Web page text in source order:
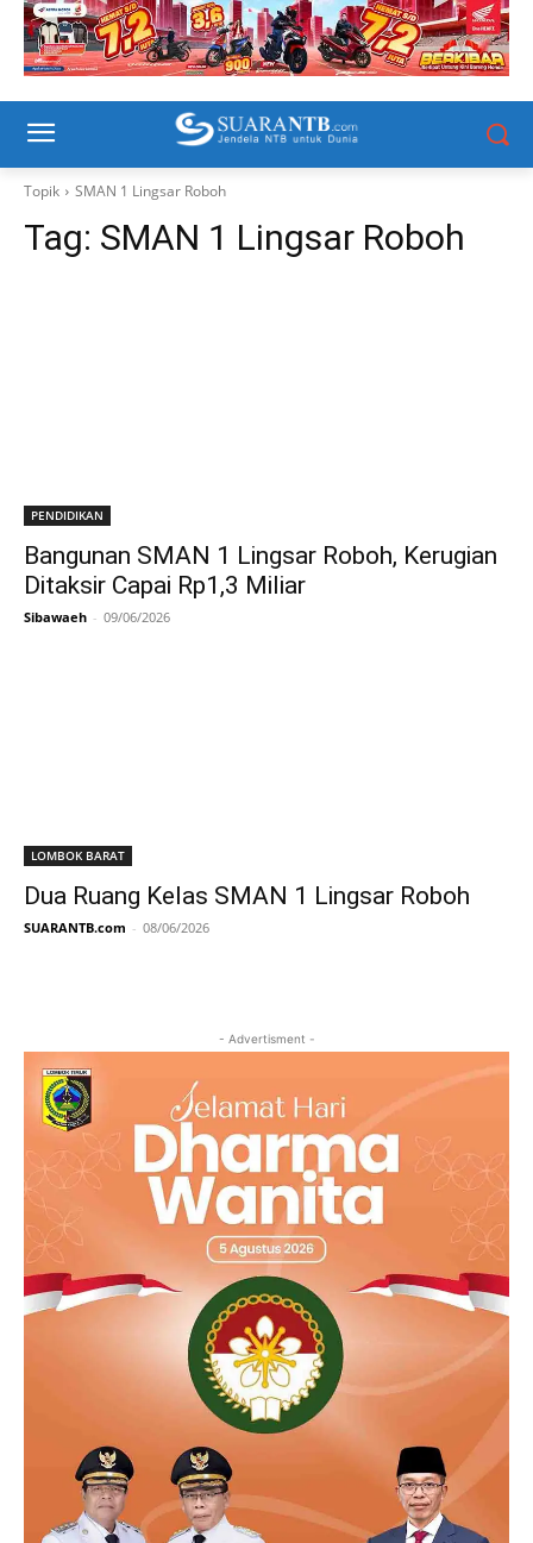
Topik SMAN 1 Lingsar Roboh
Tag: SMAN 1 Lingsar Roboh
PENDIDIKAN
Bangunan SMAN 1 Lingsar Roboh, Kerugian
Ditaksir Capai Rp1,3 Miliar
Sibawaeh - 09/06/2026
LOMBOK BARAT
Dua Ruang Kelas SMAN 1 Lingsar Roboh
SUARANTB.com - 08/06/2026
- Advertisment -